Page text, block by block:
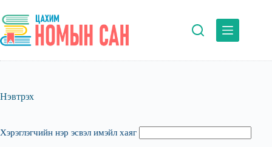
to
content
Нэвтрэх
Хэрэглэгчийн нэр эсвэл имэйл хаяг